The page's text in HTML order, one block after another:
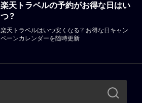
楽天トラベルの予約がお得な日はい
つ？
楽天トラベルはいつ安くなる？ お得な日キャン
ペーンカレンダーを随時更新